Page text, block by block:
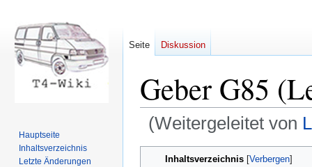
Geber G85
(Weitergeleitet von
Inhaltsverzeichnis
Seite Diskussion
Hauptseite
Inhaltsverzeichnis
Letzte Änderungen